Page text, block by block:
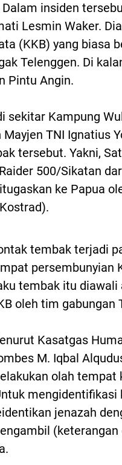
insiden
Lesmin Waker.
(KKB) yang biasa
Telenggen. Di
Pintu Angin.
sekitar Kampung
TNI Ignatius
tersebut. Yakni,
500/Sikatan
ke Papua
tembak terjadi
persembunyian
tembak itu
oleh tim gabungan
Kasatgas
M. Iqbal
olah tempat
mengidentifikasi
jenazah
(keterangan